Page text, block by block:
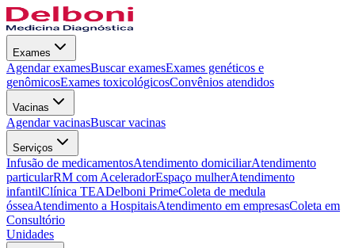
Exames
Agendar examesBuscar examesExames genéticos e
genômicosExames toxicológicosConvênios atendidos
Vacinas
Agendar vacinasBuscar vacinas
Serviços
Infusão de medicamentosAtendimento domiciliarAtendimento
particularRM com AceleradorEspaço mulherAtendimento
infantilClínica TEADelboni PrimeColeta de medula
ósseaAtendimento a HospitaisAtendimento em empresasColeta em
Consultório
Unidades